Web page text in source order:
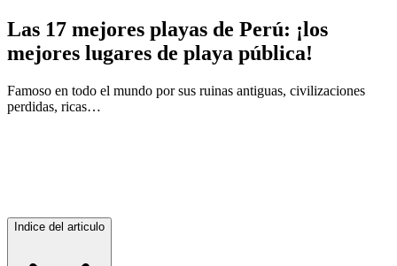
Las 17 mejores playas de Perú: ¡los
mejores lugares de playa pública!
Famoso en todo el mundo por sus ruinas antiguas, civilizaciones
perdidas, ricas…
Indice del articulo